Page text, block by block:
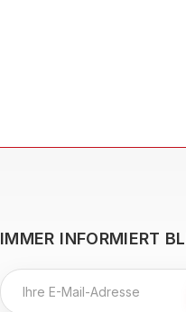
IMMER INFORMIERT